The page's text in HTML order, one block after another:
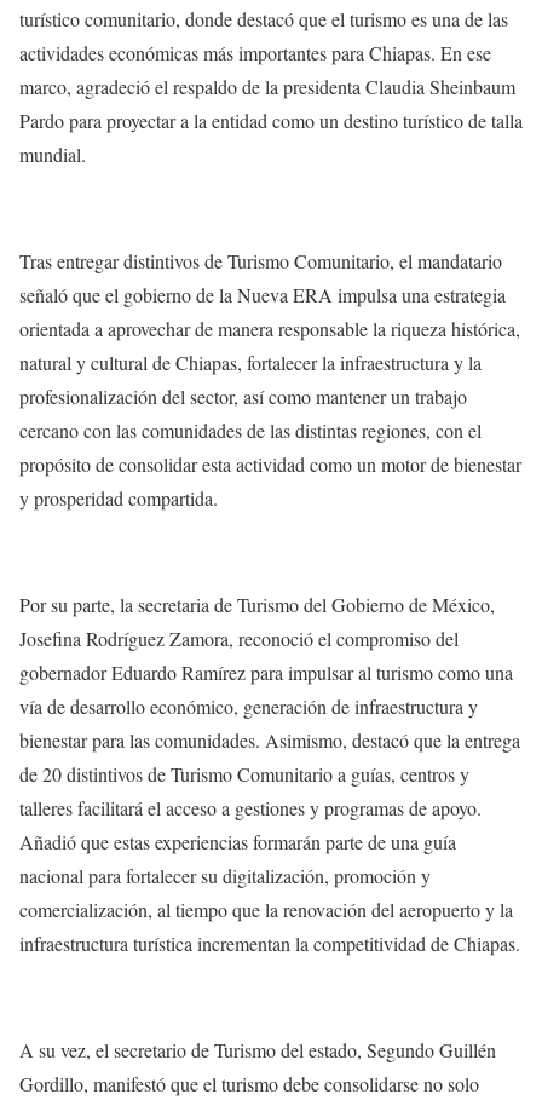
turístico comunitario, donde destacó que el turismo es una de las
actividades económicas más importantes para Chiapas. En ese
marco, agradeció el respaldo de la presidenta Claudia Sheinbaum
Pardo para proyectar a la entidad como un destino turístico de talla
mundial.
Tras entregar distintivos de Turismo Comunitario, el mandatario
señaló que el gobierno de la Nueva ERA impulsa una estrategia
orientada a aprovechar de manera responsable la riqueza histórica,
natural y cultural de Chiapas, fortalecer la infraestructura y la
profesionalización del sector, así como mantener un trabajo
cercano con las comunidades de las distintas regiones, con el
propósito de consolidar esta actividad como un motor de bienestar
y prosperidad compartida.
Por su parte, la secretaria de Turismo del Gobierno de México,
Josefina Rodríguez Zamora, reconoció el compromiso del
gobernador Eduardo Ramírez para impulsar al turismo como una
vía de desarrollo económico, generación de infraestructura y
bienestar para las comunidades. Asimismo, destacó que la entrega
de 20 distintivos de Turismo Comunitario a guías, centros y
talleres facilitará el acceso a gestiones y programas de apoyo.
Añadió que estas experiencias formarán parte de una guía
nacional para fortalecer su digitalización, promoción y
comercialización, al tiempo que la renovación del aeropuerto y la
infraestructura turística incrementan la competitividad de Chiapas.
A su vez, el secretario de Turismo del estado, Segundo Guillén
Gordillo, manifestó que el turismo debe consolidarse no solo